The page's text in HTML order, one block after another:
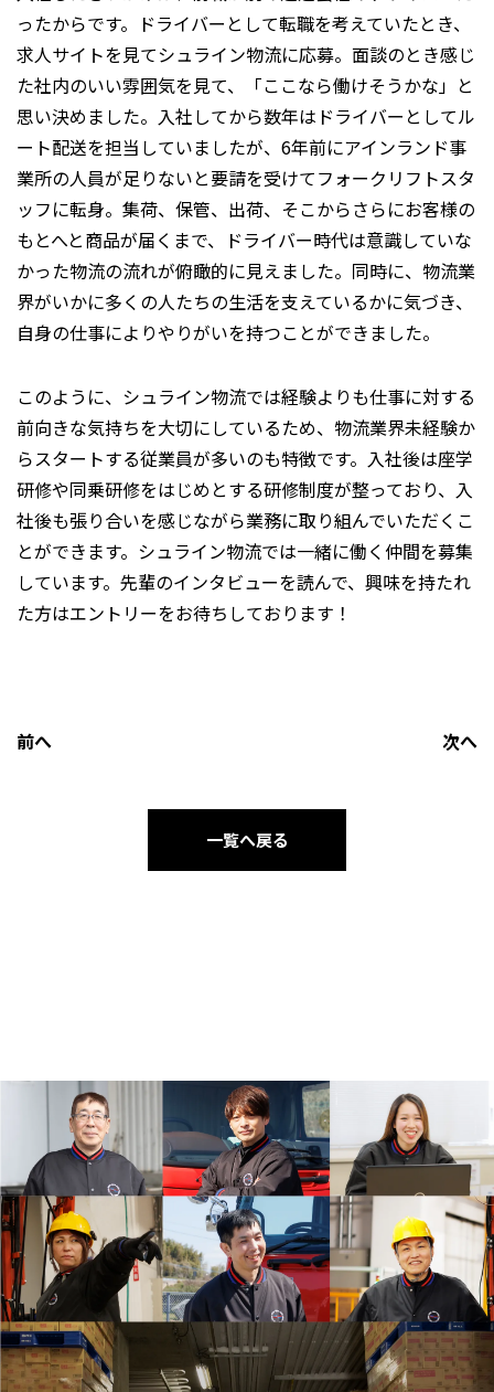
ったからです。ドライバーとして転職を考えていたとき、
求人サイトを見てシュライン物流に応募。面談のとき感じ
た社内のいい雰囲気を見て、「ここなら働けそうかな」と
思い決めました。入社してから数年はドライバーとしてル
ート配送を担当していましたが、6年前にアインランド事
業所の人員が足りないと要請を受けてフォークリフトスタ
ッフに転身。集荷、保管、出荷、そこからさらにお客様の
もとへと商品が届くまで、ドライバー時代は意識していな
かった物流の流れが俯瞰的に見えました。同時に、物流業
界がいかに多くの人たちの生活を支えているかに気づき、
自身の仕事によりやりがいを持つことができました。
このように、シュライン物流では経験よりも仕事に対する
前向きな気持ちを大切にしているため、物流業界未経験か
らスタートする従業員が多いのも特徴です。入社後は座学
研修や同乗研修をはじめとする研修制度が整っており、入
社後も張り合いを感じながら業務に取り組んでいただくこ
とができます。シュライン物流では一緒に働く仲間を募集
しています。先輩のインタビューを読んで、興味を持たれ
た方はエントリーをお待ちしております！
前へ 次へ
一覧へ戻る